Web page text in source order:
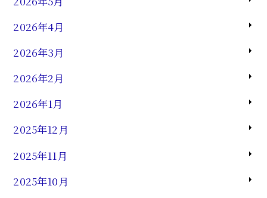
2026年4月
2026年3月
2026年2月
2026年1月
2025年12月
2025年11月
2025年10月